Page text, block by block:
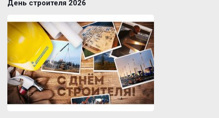
День строителя 2026